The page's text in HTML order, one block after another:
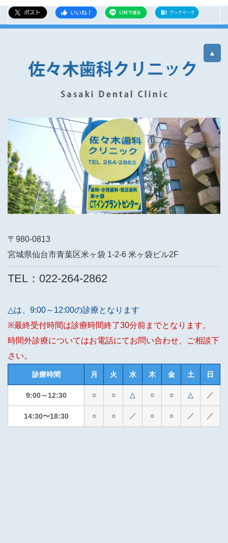
▲
〒980-0813
宮城県仙台市青葉区米ヶ袋 1-2-6 米ヶ袋ビル2F
TEL：022-264-2862
△は、9:00～12:00の診療となります
※最終受付時間は診療時間終了30分前までとなります。
時間外診療についてはお電話にてお問い合わせ、ご相談下
さい。
診療時間 月 火 水 木 金 土 日
9:00～12:30 ○ ○ △ ○ ○ △ ／
14:30〜18:30 ○ ○ ／ ○ ○ ／ ／